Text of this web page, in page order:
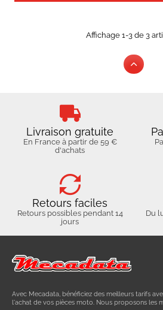
Affichage 1-3 de 3
Livraison gratuite
En France à partir de 59 €
d'achats
Retours faciles
Retours possibles pendant 14
jours
Du
Avec Mecadata, bénéficiez des meilleurs tarifs
l'achat de vos pièces moto. Nous proposons les